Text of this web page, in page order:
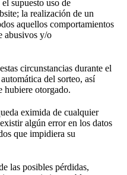
supuesto uso de
la realización de un
aquellos comportamientos
abusivos y/o
circunstancias durante el
del sorteo, así
hubiere otorgado.
eximida de cualquier
algún error en los datos
que impidiera su
las posibles pérdidas,